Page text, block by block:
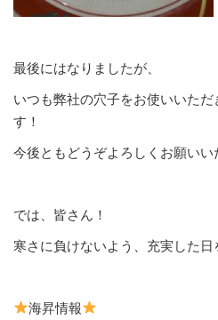
最後にはなりましたが、
いつも弊社の穴子をお使いいた
す！
今後ともどうぞよろしくお願いい
では、皆さん！
寒さに負けないよう、充実した日
海昇情報